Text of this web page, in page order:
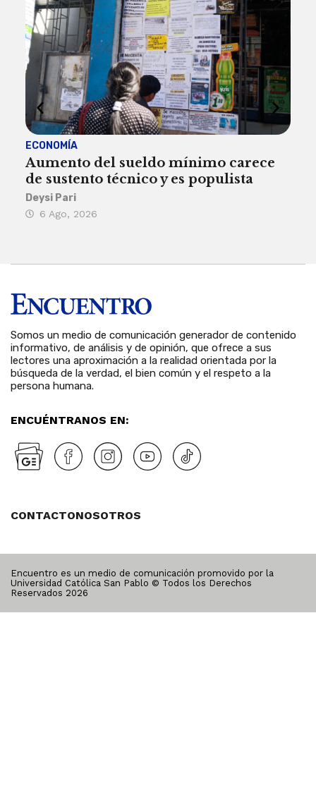
ECONOMÍA
Aumento del sueldo mínimo carece
de sustento técnico y es populista
Deysi Pari
6 Ago, 2026
Somos un medio de comunicación generador de contenido
informativo, de análisis y de opinión, que ofrece a sus
lectores una aproximación a la realidad orientada por la
búsqueda de la verdad, el bien común y el respeto a la
persona humana.
ENCUÉNTRANOS EN:
CONTACTONOSOTROS
Encuentro es un medio de comunicación promovido por la
Universidad Católica San Pablo © Todos los Derechos
Reservados 2026